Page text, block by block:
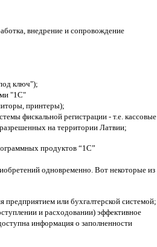
внедрение и сопровождение
ключ");
"1С"
принтеры);
фискальной регистрации - т.е. кассовые
на территории Латвии;
продуктов “1С”
одновременно. Вот некоторые из
предприятием или бухгалтерской системой;
и расходовании) эффективное
информация о заполненности